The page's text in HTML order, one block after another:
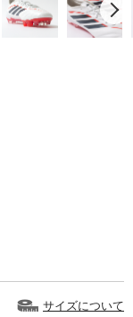
サイズについて